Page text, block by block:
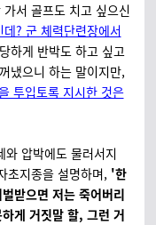
서 골프도 치고 싶으신
? 군 체력단련장에서
하게 반박도 하고 싶고
냈으니 하는 말이지만,
투입토록 지시한 것은
압박에도 물러서지
초지종을 설명하며, '한
받으면 저는 죽어버리
게 거짓말 할, 그런 거